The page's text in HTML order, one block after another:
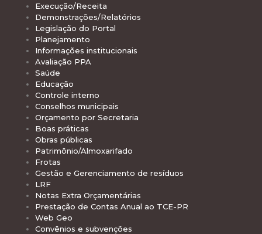
Execução/Receita
Demonstrações/Relatórios
Legislação do Portal
Planejamento
Informações institucionais
Avaliação PPA
Saúde
Educação
Controle interno
Conselhos municipais
Orçamento por Secretaria
Boas práticas
Obras públicas
Patrimônio/Almoxarifado
Frotas
Gestão e Gerenciamento de resíduos
LRF
Notas Extra Orçamentárias
Prestação de Contas Anual ao TCE-PR
Web Geo
Convênios e subvenções